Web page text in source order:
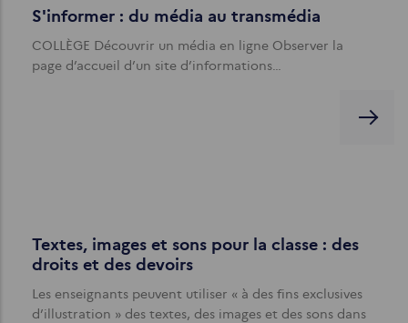
S'informer : du média au transmédia
COLLÈGE Découvrir un média en ligne Observer la
page d’accueil d’un site d’informations…
Textes, images et sons pour la classe : des
droits et des devoirs
Les enseignants peuvent utiliser « à des fins exclusives
d’illustration » des textes, des images et des sons dans